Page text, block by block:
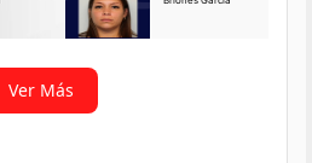
Ver Más